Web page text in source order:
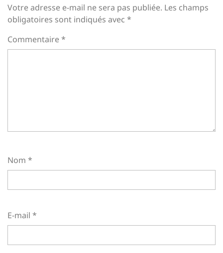
Votre adresse e-mail ne sera pas publiée. Les champs
obligatoires sont indiqués avec *
Commentaire*
Nom *
E-mail *